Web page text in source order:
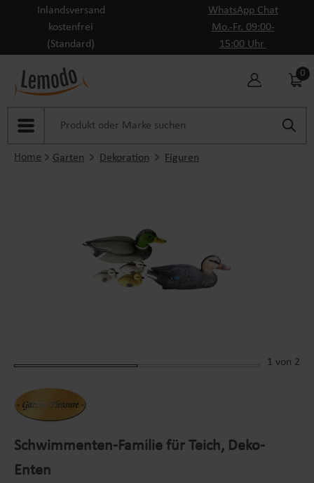
Zum Hauptinhalt springen
Inlandsversand
kostenfrei
(Standard)
WhatsApp Chat
Mo.-Fr. 09:00-
15:00 Uhr
0
Home Garten Dekoration Figuren
1 von 2
Schwimmenten-Familie für Teich, Deko-
Enten